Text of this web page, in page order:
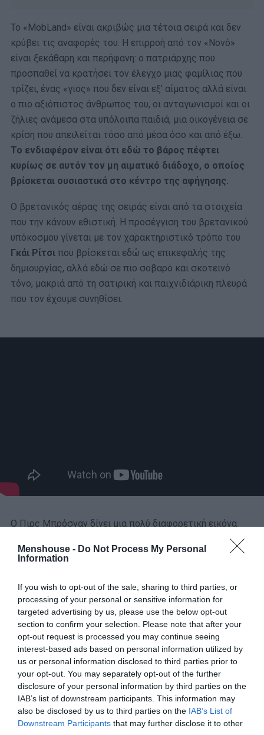
Menshouse - Do Not Process My Personal
Information
If you wish to opt-out of the sale, sharing to third parties, or
processing of your personal or sensitive information for
targeted advertising by us, please use the below opt-out
section to confirm your selection. Please note that after your
opt-out request is processed you may continue seeing
interest-based ads based on personal information utilized by
us or personal information disclosed to third parties prior to
your opt-out. You may separately opt-out of the further
disclosure of your personal information by third parties on the
IAB’s list of downstream participants. This information may
also be disclosed by us to third parties on the IAB’s List of
Downstream Participants that may further disclose it to other
Το «MobLand» είναι ακριβώς μια τέτοια σειρά και δεν
κρύβει τις αναφορές του. Η επιρροή από τον «Νονό»
είναι ξεκάθαρη και περήφανη: ο πατριάρχης που
προσπαθεί να κρατήσει τον έλεγχο μιας φαμίλιας που
τρίζει, ένας «γιος» που δεν είναι εξ’ αίματος αλλά είναι
ο πιο αξιόπιστος άνθρωπος του, οι ανταγωνισμοί και οι
ζήλιες ανάμεσα στα υπόλοιπα παιδιά, μια οικογένεια σε
κρίση που απειλείται τόσο από μέσα όσο και από έξω.
Το ενδιαφέρον είναι ότι εδώ το βάρος πέφτει
κυρίως σε αυτόν τον μη αιματικό διάδοχο, ο οποίος
βρίσκεται ουσιαστικά στο κέντρο της αφήγησης.
Ο βρετανικός αέρας της σειράς είναι από τα στοιχεία
που την κάνουν εθιστική. Η προσέγγιση του βρετανικού
υπόκοσμου γίνεται με τον χαρακτηριστικό τρόπο του
Γκάι Ρίτσι που βρίσκεται εδώ ως επικεφαλής της
δημιουργίας, αλλά εδώ σε πιο σοβαρό και σκοτεινό
τόνο, μακριά από τη σατιρική και παιχνιδιάρικη πλευρά
που τον έχουμε συνηθίσει.
Ο Πιρς Μπρόσναν δίνει μια πολύ διαφορετική εικόνα
Είναι
φωνακλάς, έντονος, συχνά εκρηκτικός, και αυτό
άνθρωπο που νιώθει ότι χάνει τη θέση ισχύος που είχε,
ότι το έδαφος φεύγει κάτω από τα πόδια του, και αυτή η
ανασφάλεια τον κάνει να χάνει και τον έλεγχο των
κινήσεών του. Δεν είναι ο ακλόνητος αρχηγός, αλλά
ένας ηγέτης σε φθορά, κάτι που δίνει ενδιαφέρον και
ένταση στις σκηνές του.
ΜΠΑΛΑ
Η αλήθεια για τον Ετιέν Καμαρά